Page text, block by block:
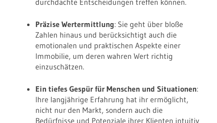
Präzise Wertermittlung: Sie geht über bloße
Zahlen hinaus und berücksichtigt auch die
emotionalen und praktischen Aspekte einer
Immobilie, um deren wahren Wert richtig
einzuschätzen.
Ein tiefes Gespür für Menschen und Situationen:
Ihre langjährige Erfahrung hat ihr ermöglicht,
nicht nur den Markt, sondern auch die
Bedürfnisse und Potenziale ihrer Klienten intuitiv